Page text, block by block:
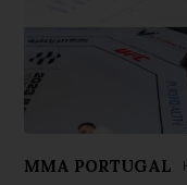
MMA PORTUGAL